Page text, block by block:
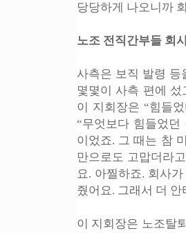
당당하게 나오니까
노조 전직간부들 회
사측은 보직 발령
몇몇이 사측 편에
이 지회장은 “힘들
“무엇보다 힘들었
이었죠. 그 때는 참
만으로도 고맙더라
요. 아찔하죠. 회사
줬어요. 그래서 더 안
이 지회장은 노조탈